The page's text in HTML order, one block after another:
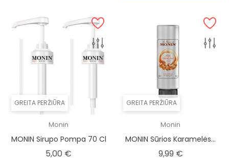
GREITA PERŽIŪRA
Monin
MONIN Sirupo Pompa 70 Cl
5,00 €
GREITA PERŽIŪRA
Monin
MONIN Sūrios Karamelės...
9,99 €Kaina